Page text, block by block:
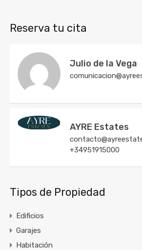
Reserva tu cita
Julio de la Vega
AYRE Estates
+34951915000
Tipos de Propiedad
Edificios
Garajes
Habitación